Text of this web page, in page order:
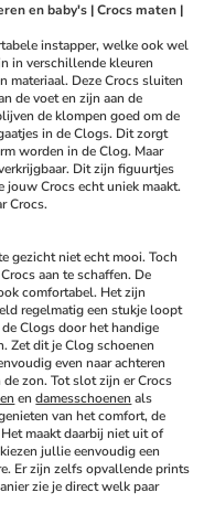
en baby's | Crocs maten |
instapper, welke ook wel
in verschillende kleuren
materiaal. Deze Crocs sluiten
de voet en zijn aan de
de klompen goed om de
in de Clogs. Dit zorgt
worden in de Clog. Maar
Dit zijn figuurtjes
jouw Crocs echt uniek maakt.
Crocs.
gezicht niet echt mooi. Toch
aan te schaffen. De
comfortabel. Het zijn
regelmatig een stukje loopt
Clogs door het handige
Zet dit je Clog schoenen
even naar achteren
zon. Tot slot zijn er Crocs
en damesschoenen
van het comfort, de
maakt daarbij niet uit of
jullie eenvoudig een
Er zijn zelfs opvallende prints
zie je direct welk paar